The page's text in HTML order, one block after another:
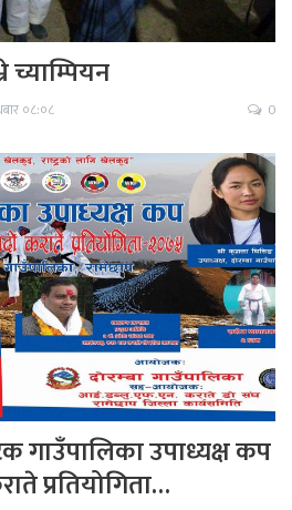
च्याम्पियन
०८:०८ 0
गाउँपालिका उपाध्यक्ष कप
प्रतियोगिता…